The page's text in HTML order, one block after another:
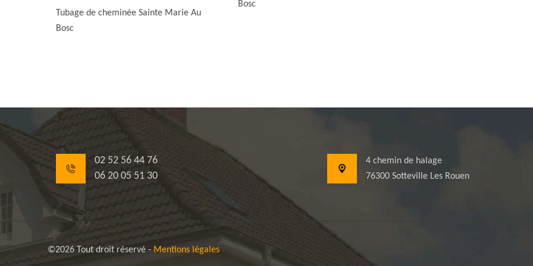
Tubage de cheminée Sainte Marie Au
Bosc
Bosc
02 52 56 44 76
06 20 05 51 30
4 chemin de halage
76300 Sotteville Les Rouen
©2026 Tout droit réservé - Mentions légales